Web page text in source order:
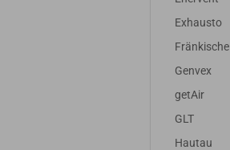
Exhausto
Fränkische
Genvex
getAir
GLT
Hautau